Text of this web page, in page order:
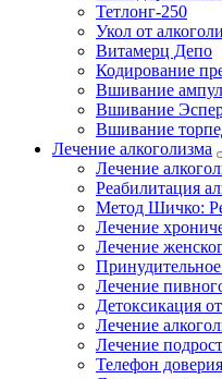
Тетлонг-250
Укол от
Витамерц Депо
Кодирование
Вшивание
Вшивание
Вшивание
Лечение алкоголизма
Лечение
Реабилитация
Метод Шичко:
Лечение
Лечение
Лечение
Детоксикация
Лечение
Лечение
Телефон доверия